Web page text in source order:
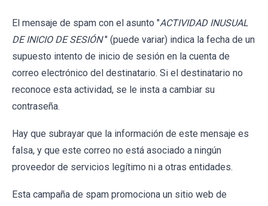
El mensaje de spam con el asunto "ACTIVIDAD INUSUAL
DE INICIO DE SESIÓN " (puede variar) indica la fecha de un
supuesto intento de inicio de sesión en la cuenta de
correo electrónico del destinatario. Si el destinatario no
reconoce esta actividad, se le insta a cambiar su
contraseña.
Hay que subrayar que la información de este mensaje es
falsa, y que este correo no está asociado a ningún
proveedor de servicios legítimo ni a otras entidades.
Esta campaña de spam promociona un sitio web de